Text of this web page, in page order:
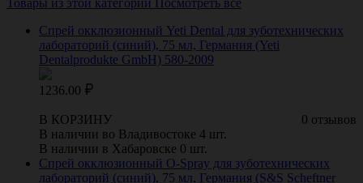
Спрей окклюзионный Yeti Dental для зуботехнических
лабораторий (синий), 75 мл, Германия (Yeti
Dentalprodukte GmbH) 580-2009
1236.00
0 отзывов
В КОРЗИНУ
В наличии во Владивостоке 4 шт.
В наличии в Хабаровске 0 шт.
Спрей окклюзионный O-Spray для зуботехнических
лабораторий (синий), 75 мл, Германия (S&S Scheftner